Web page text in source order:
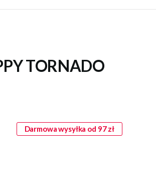
TORNADO
Darmowa wysyłka od 97 zł